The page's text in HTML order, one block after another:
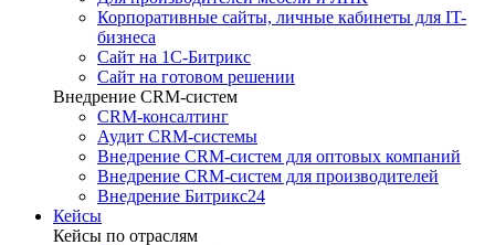
Корпоративные сайты, личные кабинеты для IT-
бизнеса
Сайт на 1С-Битрикс
Сайт на готовом решении
Внедрение CRM-систем
CRM-консалтинг
Аудит CRM-системы
Внедрение CRM-систем для оптовых компаний
Внедрение CRM-систем для производителей
Внедрение Битрикс24
Кейсы
Кейсы по отраслям